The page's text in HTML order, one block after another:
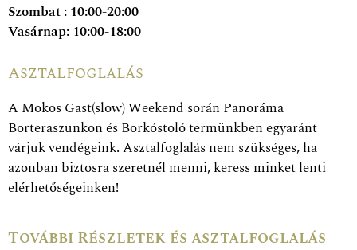
Szombat : 10:00-20:00
Vasárnap: 10:00-18:00
Asztalfoglalás
A Mokos Gast(slow) Weekend során Panoráma
Borteraszunkon és Borkóstoló termünkben egyaránt
várjuk vendégeink. Asztalfoglalás nem szükséges, ha
azonban biztosra szeretnél menni, keress minket lenti
elérhetőségeinken!
További Részletek és asztalfoglalás